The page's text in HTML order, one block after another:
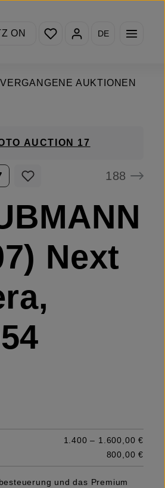
ON
Du hast 0 Produkte auf
DE
VERGANGENE AUKTIONEN
AUCTION 17
188
Next
1.400 – 1.600,00 €
800,00 €
und das Premium